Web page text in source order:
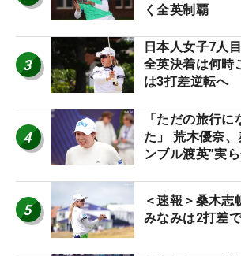
く全英制覇
3
日本人女子7人
全英決着は何
は3打差逆転へ
4
「ただの旅行
た」 荒木優奈
ンブル渡英”実
5
＜速報＞桑木
みなみは2打差